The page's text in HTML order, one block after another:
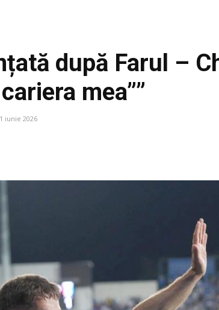
după Farul –
mea””
1 iunie 2026